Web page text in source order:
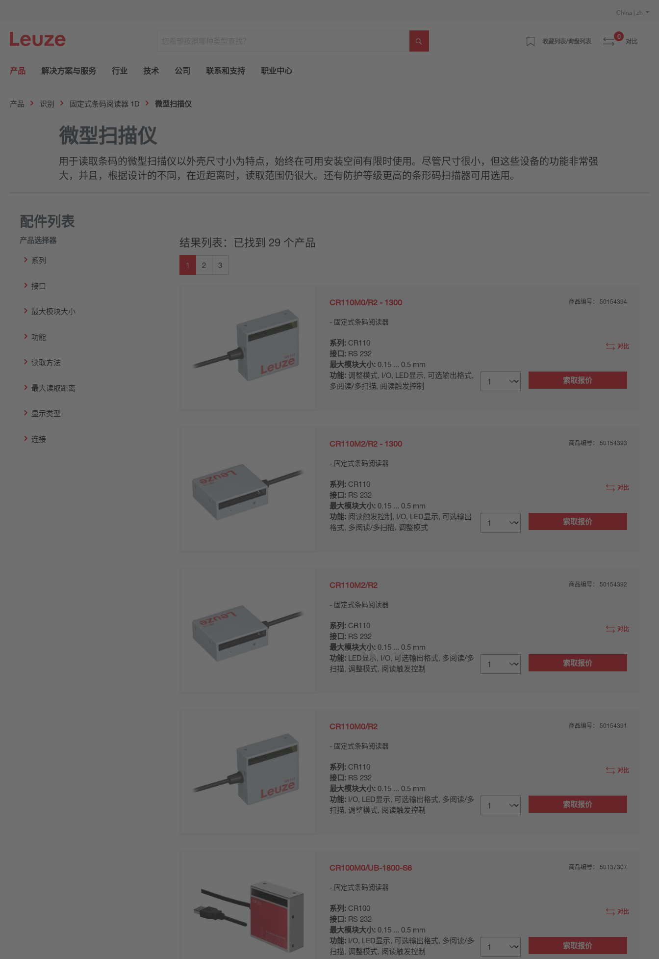
China | zh
收藏列表/询盘列表
0
对比
产品 解决方案与服务 行业 技术 公司 联系和支持 职业中心
产品 识别 固定式条码阅读器 1D 微型扫描仪
微型扫描仪
用于读取条码的微型扫描仪以外壳尺寸小为特点，始终在可用安装空间有限时使用。尽管尺寸很小，但这些设备的功能非常强
大，并且，根据设计的不同，在近距离时，读取范围仍很大。还有防护等级更高的条形码扫描器可用选用。
配件列表
产品选择器
系列
接口
最大模块大小
功能
读取方法
最大读取距离
显示类型
连接
结果列表：已找到 29 个产品
1 2 3
CR110M0/R2 - 1300
固定式条码阅读器
系列: CR110
接口: RS 232
最大模块大小: 0.15 ... 0.5 mm
功能: 调整模式, I/O, LED显示, 可选输出格式,
多阅读/多扫描, 阅读触发控制
商品编号： 50154394
对比
索取报价
CR110M2/R2 - 1300
固定式条码阅读器
系列: CR110
接口: RS 232
最大模块大小: 0.15 ... 0.5 mm
功能: 阅读触发控制, I/O, LED显示, 可选输出
格式, 多阅读/多扫描, 调整模式
商品编号： 50154393
对比
索取报价
CR110M2/R2
固定式条码阅读器
系列: CR110
接口: RS 232
最大模块大小: 0.15 ... 0.5 mm
功能: LED显示, I/O, 可选输出格式, 多阅读/多
扫描, 调整模式, 阅读触发控制
商品编号： 50154392
对比
索取报价
CR110M0/R2
固定式条码阅读器
系列: CR110
接口: RS 232
最大模块大小: 0.15 ... 0.5 mm
功能: I/O, LED显示, 可选输出格式, 多阅读/多
扫描, 调整模式, 阅读触发控制
商品编号： 50154391
对比
索取报价
CR100M0/UB-1800-S6
固定式条码阅读器
系列: CR100
接口: RS 232
最大模块大小: 0.15 ... 0.5 mm
功能: I/O, LED显示, 可选输出格式, 多阅读/多
扫描, 调整模式, 阅读触发控制
商品编号： 50137307
对比
索取报价